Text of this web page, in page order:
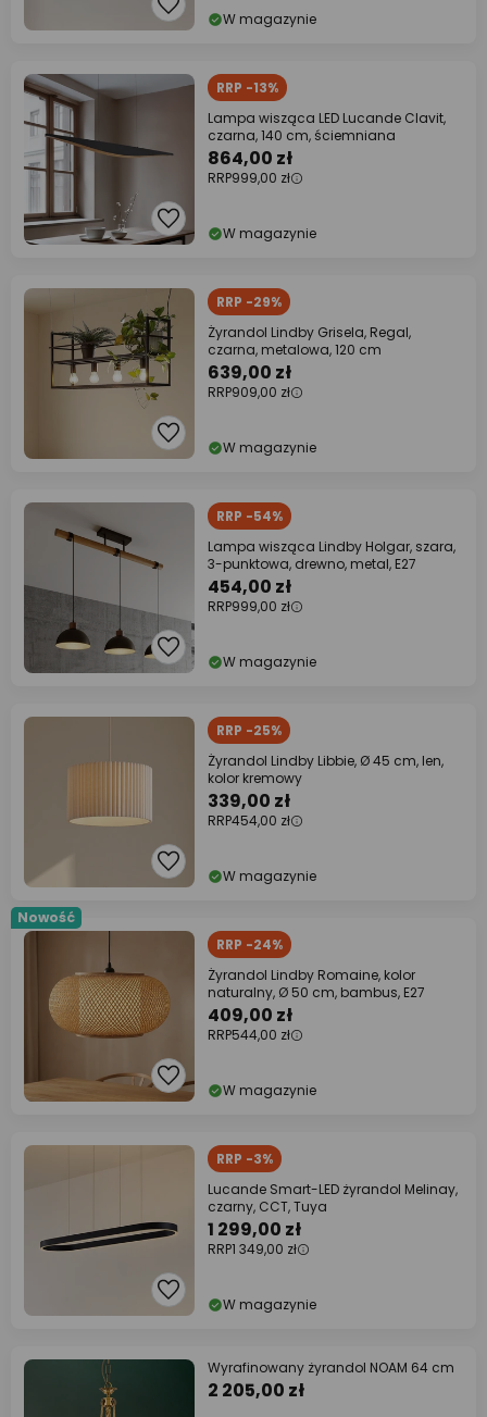
W magazynie
RRP -13%
Lampa wisząca LED Lucande Clavit,
czarna, 140 cm, ściemniana
864,00 zł
RRP999,00 zł
W magazynie
RRP -29%
Żyrandol Lindby Grisela, Regal,
czarna, metalowa, 120 cm
639,00 zł
RRP909,00 zł
W magazynie
RRP -54%
Lampa wisząca Lindby Holgar, szara,
3-punktowa, drewno, metal, E27
454,00 zł
RRP999,00 zł
W magazynie
RRP -25%
Żyrandol Lindby Libbie, Ø 45 cm, len,
kolor kremowy
339,00 zł
RRP454,00 zł
W magazynie
Nowość
RRP -24%
Żyrandol Lindby Romaine, kolor
naturalny, Ø 50 cm, bambus, E27
409,00 zł
RRP544,00 zł
W magazynie
RRP -3%
Lucande Smart-LED żyrandol Melinay,
czarny, CCT, Tuya
1 299,00 zł
RRP1 349,00 zł
W magazynie
Wyrafinowany żyrandol NOAM 64 cm
2 205,00 zł